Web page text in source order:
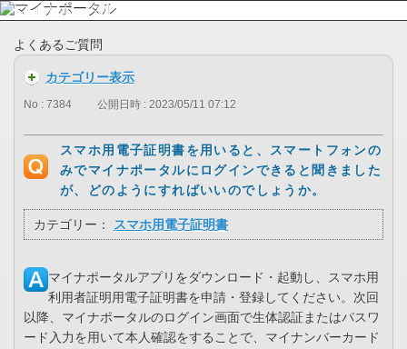
よくあるご質問
カテゴリー表示
No : 7384 公開日時 : 2023/05/11 07:12
スマホ用電子証明書を用いると、スマートフォンの
みでマイナポータルにログインできると聞きました
が、どのようにすればいいのでしょうか。
カテゴリー： スマホ用電子証明書
マイナポータルアプリをダウンロード・起動し、スマホ用
利用者証明用電子証明書を申請・登録してください。次回
以降、マイナポータルのログイン画面で生体認証またはパスワ
ード入力を用いて本人確認をすることで、マイナンバーカード